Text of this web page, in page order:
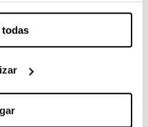
/ Comedia / Curtmetratge /
GuióMateu Segarra, Lluís
Berta Llargués
CastJuan Luppi, Paula
Seguí, Blai Juanet, Marc